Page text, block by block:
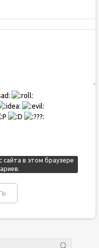
в этом браузере